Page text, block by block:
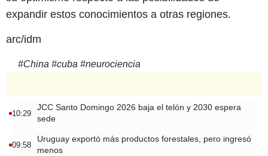
expandir estos conocimientos a otras regiones.
arc/idm
#China #cuba #neurociencia
10:29
JCC Santo Domingo 2026 baja el telón y 2030 espera
sede
09:58
Uruguay exportó más productos forestales, pero ingresó
menos